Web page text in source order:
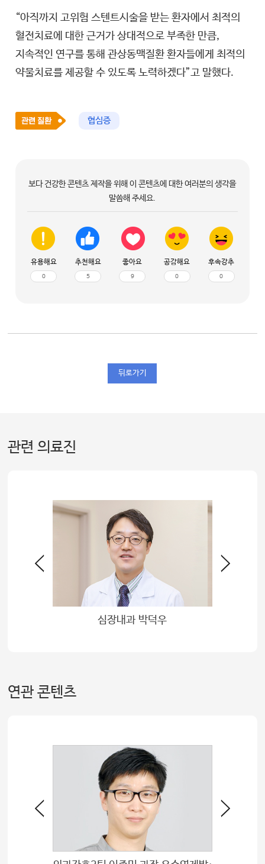
“아직까지 고위험 스텐트시술을 받는 환자에서 최적의
혈전치료에 대한 근거가 상대적으로 부족한 만큼,
지속적인 연구를 통해 관상동맥질환 환자들에게 최적의
약물치료를 제공할 수 있도록 노력하겠다”고 말했다.
협심증
보다 건강한 콘텐츠 제작을 위해 이 콘텐츠에 대한 여러분의 생각을
말씀해 주세요.
유용해요
0
추천해요
5
좋아요
9
공감해요
0
후속강추
0
뒤로가기
관련 의료진
심장내과 박덕우
연관 콘텐츠